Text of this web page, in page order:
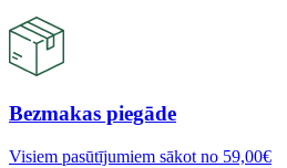
Bezmakas piegāde
Visiem pasūtījumiem sākot no 59,00€